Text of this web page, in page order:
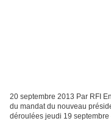
20 septembre 2013 Par RFI
du mandat du nouveau
déroulées jeudi 19